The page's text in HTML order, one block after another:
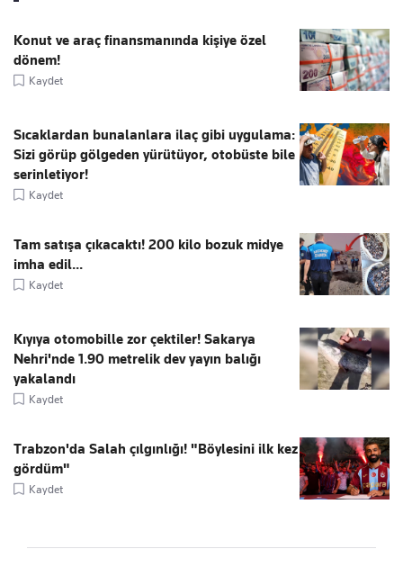
Konut ve araç finansmanında kişiye özel
dönem!
Kaydet
Sıcaklardan bunalanlara ilaç gibi uygulama:
Sizi görüp gölgeden yürütüyor, otobüste bile
serinletiyor!
Kaydet
Tam satışa çıkacaktı! 200 kilo bozuk midye
imha edil...
Kaydet
Kıyıya otomobille zor çektiler! Sakarya
Nehri'nde 1.90 metrelik dev yayın balığı
yakalandı
Kaydet
Trabzon'da Salah çılgınlığı! "Böylesini ilk kez
gördüm"
Kaydet